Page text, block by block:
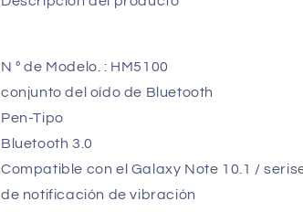
N º de Modelo. : HM5100
conjunto del oído de Bluetooth
Pen-Tipo
Bluetooth 3.0
Compatible con el Galaxy Note 10.1 /
de notificación de vibración